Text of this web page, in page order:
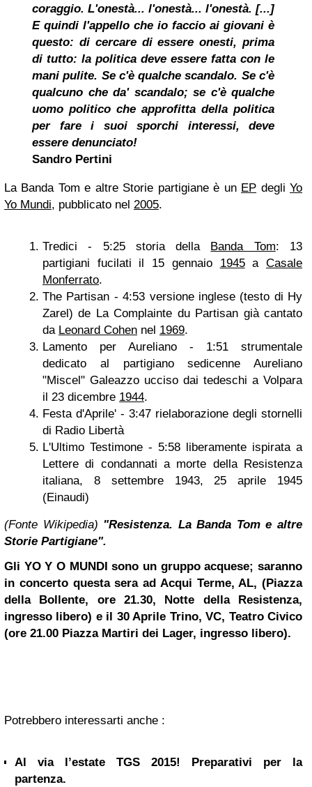
coraggio. L'onestà... l'onestà... l'onestà. [...]
E quindi l'appello che io faccio ai giovani è
questo: di cercare di essere onesti, prima
di tutto: la politica deve essere fatta con le
mani pulite. Se c'è qualche scandalo. Se c'è
qualcuno che da' scandalo; se c'è qualche
uomo politico che approfitta della politica
per fare i suoi sporchi interessi, deve
essere denunciato!
Sandro Pertini
La Banda Tom e altre Storie partigiane è un EP degliYo
Yo Mundi, pubblicato nel 2005.
Tredici - 5:25 storia della Banda Tom: 13
partigiani fucilati il 15 gennaio 1945aCasale
Monferrato.
The Partisan - 4:53 versione inglese (testo di Hy
Zarel) de La Complainte du Partisan già cantato
da Leonard Cohen nel 1969.
Lamento per Aureliano - 1:51 strumentale
dedicato al partigiano sedicenne Aureliano
"Miscel" Galeazzo ucciso dai tedeschi a Volpara
il 23 dicembre 1944.
Festa d'Aprile' - 3:47 rielaborazione degli stornelli
di Radio Libertà
L'Ultimo Testimone - 5:58 liberamente ispirata a
Lettere di condannati a morte della Resistenza
italiana, 8 settembre 1943, 25 aprile 1945
(Einaudi)
(Fonte Wikipedia) "Resistenza. La Banda Tom e altre
Storie Partigiane".
Gli YO Y O MUNDI sono un gruppo acquese; saranno
in concerto questa sera ad Acqui Terme, AL, (Piazza
della Bollente, ore 21.30, Notte della Resistenza,
ingresso libero) e il 30 Aprile Trino, VC, Teatro Civico
(ore 21.00 Piazza Martiri dei Lager, ingresso libero).
Potrebbero interessarti anche :
Al via l’estate TGS 2015! Preparativi per la
partenza.